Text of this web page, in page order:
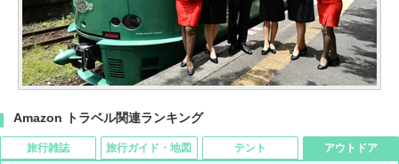
Amazon トラベル関連ランキング
旅行雑誌 旅行ガイド・地図 テント アウトドア